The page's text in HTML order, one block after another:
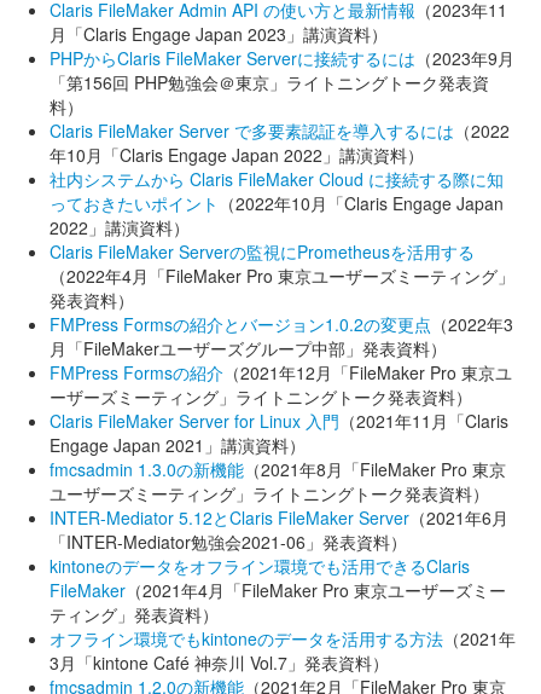
Claris FileMaker Admin API の使い方と最新情報 （2023年11
月「Claris Engage Japan 2023」講演資料）
PHPからClaris FileMaker Serverに接続するには （2023年9月
「第156回 PHP勉強会＠東京」ライトニングトーク発表資
料）
Claris FileMaker Server で多要素認証を導入するには （2022
年10月「Claris Engage Japan 2022」講演資料）
社内システムから Claris FileMaker Cloud に接続する際に知
っておきたいポイント （2022年10月「Claris Engage Japan
2022」講演資料）
Claris FileMaker Serverの監視にPrometheusを活用する
（2022年4月「FileMaker Pro 東京ユーザーズミーティング」
発表資料）
FMPress Formsの紹介とバージョン1.0.2の変更点 （2022年3
月「FileMakerユーザーズグループ中部」発表資料）
FMPress Formsの紹介 （2021年12月「FileMaker Pro 東京ユ
ーザーズミーティング」ライトニングトーク発表資料）
Claris FileMaker Server for Linux 入門 （2021年11月「Claris
Engage Japan 2021」講演資料）
fmcsadmin 1.3.0の新機能 （2021年8月「FileMaker Pro 東京
ユーザーズミーティング」ライトニングトーク発表資料）
INTER-Mediator 5.12とClaris FileMaker Server （2021年6月
「INTER-Mediator勉強会2021-06」発表資料）
kintoneのデータをオフライン環境でも活用できるClaris
FileMaker （2021年4月「FileMaker Pro 東京ユーザーズミー
ティング」発表資料）
オフライン環境でもkintoneのデータを活用する方法 （2021年
3月「kintone Café 神奈川 Vol.7」発表資料）
fmcsadmin 1.2.0の新機能 （2021年2月「FileMaker Pro 東京